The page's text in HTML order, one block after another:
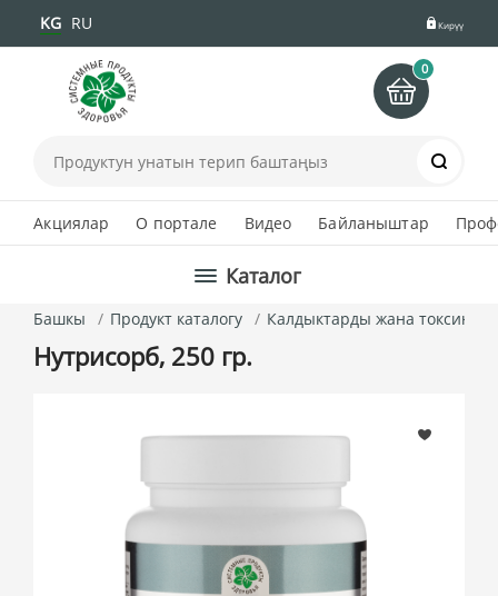
KG RU Кирүү
0
Акциялар О портале Видео Байланыштар
Каталог
Башкы Продукт каталогу Калдыктарды жана
Нутрисорб, 250 гр.